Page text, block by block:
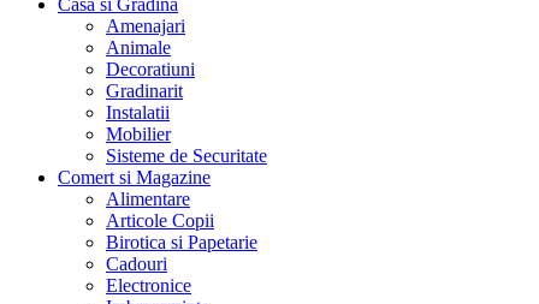
Amenajari
Animale
Decoratiuni
Gradinarit
Instalatii
Mobilier
Sisteme de Securitate
Comert si Magazine
Alimentare
Articole Copii
Birotica si Papetarie
Cadouri
Electronice